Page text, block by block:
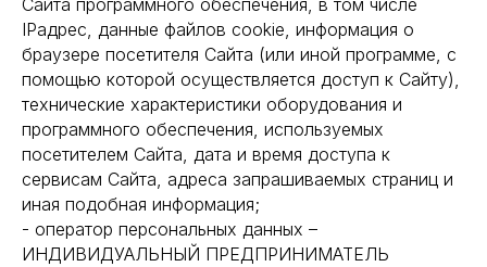
Сайта программного обеспечения, в том числе
IPадрес, данные файлов cookie, информация о
браузере посетителя Сайта (или иной программе, с
помощью которой осуществляется доступ к Сайту),
технические характеристики оборудования и
программного обеспечения, используемых
посетителем Сайта, дата и время доступа к
сервисам Сайта, адреса запрашиваемых страниц и
иная подобная информация;
- оператор персональных данных –
ИНДИВИДУАЛЬНЫЙ ПРЕДПРИНИМАТЕЛЬ